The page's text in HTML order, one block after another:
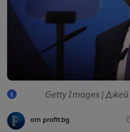
Getty Images |
от profit.bg